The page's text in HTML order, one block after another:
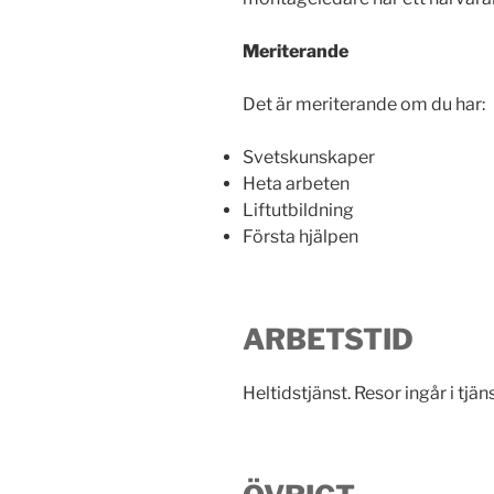
Meriterande
Det är meriterande om du har:
Svetskunskaper
Heta arbeten
Liftutbildning
Första hjälpen
ARBETSTID
Heltidstjänst. Resor ingår i